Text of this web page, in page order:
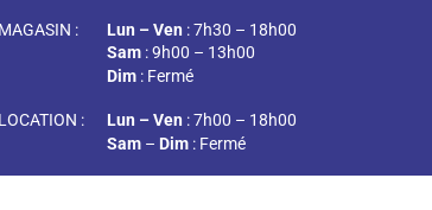
MAGASIN : Lun – Ven : 7h30 – 18h00
Sam : 9h00 – 13h00
Dim : Fermé
LOCATION : Lun – Ven : 7h00 – 18h00
Sam – Dim : Fermé